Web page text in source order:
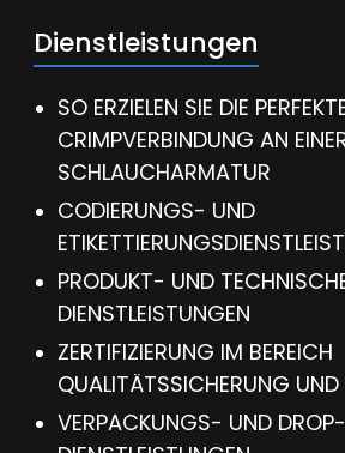
Dienstleistungen
SO ERZIELEN SIE DIE
CRIMPVERBINDUNG AN
SCHLAUCHARMATUR
CODIERUNGS- UND
PRODUKT- UND
DIENSTLEISTUNGEN
ZERTIFIZIERUNG IM BEREICH
QUALITÄTSSICHERUNG UND
VERPACKUNGS- UND